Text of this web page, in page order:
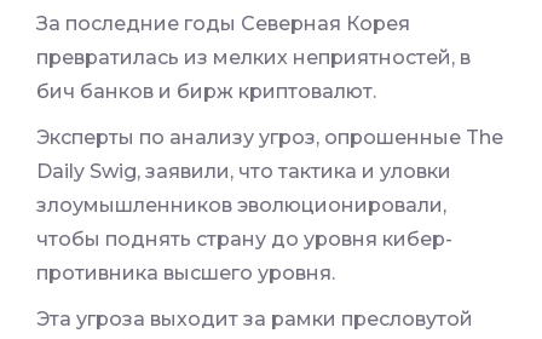
За последние годы Северная Корея
превратилась из мелких неприятностей, в
бич банков и бирж криптовалют.
Эксперты по анализу угроз, опрошенные The
Daily Swig, заявили, что тактика и уловки
злоумышленников эволюционировали,
чтобы поднять страну до уровня кибер-
противника высшего уровня.
Эта угроза выходит за рамки пресловутой